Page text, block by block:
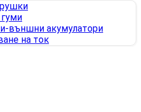
външни акумулатори
на ток